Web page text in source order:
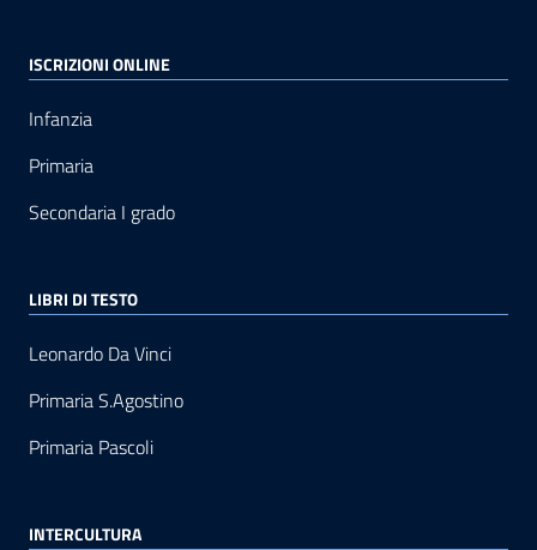
ISCRIZIONI ONLINE
Infanzia
Primaria
Secondaria I grado
LIBRI DI TESTO
Leonardo Da Vinci
Primaria S.Agostino
Primaria Pascoli
INTERCULTURA